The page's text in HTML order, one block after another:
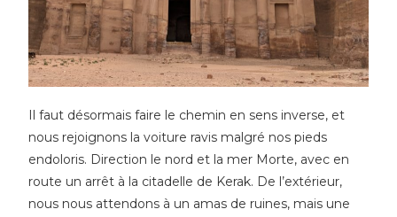
Il faut désormais faire le chemin en sens inverse, et
nous rejoignons la voiture ravis malgré nos pieds
endoloris. Direction le nord et la mer Morte, avec en
route un arrêt à la citadelle de Kerak. De l’extérieur,
nous nous attendons à un amas de ruines, mais une